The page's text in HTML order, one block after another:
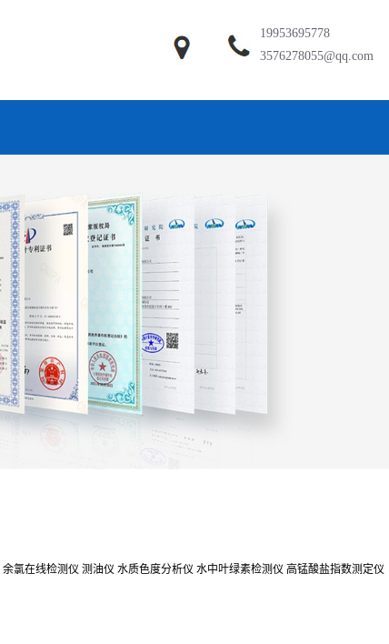
19953695778
3576278055@qq.com
余氯在线检测仪 测油仪 水质色度分析仪 水中叶绿素检测仪 高锰酸盐指数测定仪